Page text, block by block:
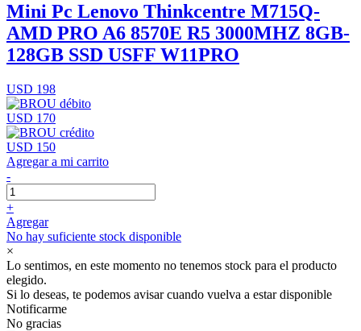
Mini Pc Lenovo Thinkcentre M715Q-
AMD PRO A6 8570E R5 3000MHZ 8GB-
128GB SSD USFF W11PRO
USD 198
USD 170
USD 150
Agregar a mi carrito
-
+
Agregar
No hay suficiente stock disponible
×
Lo sentimos, en este momento no tenemos stock para el producto
elegido.
Si lo deseas, te podemos avisar cuando vuelva a estar disponible
Notificarme
No gracias